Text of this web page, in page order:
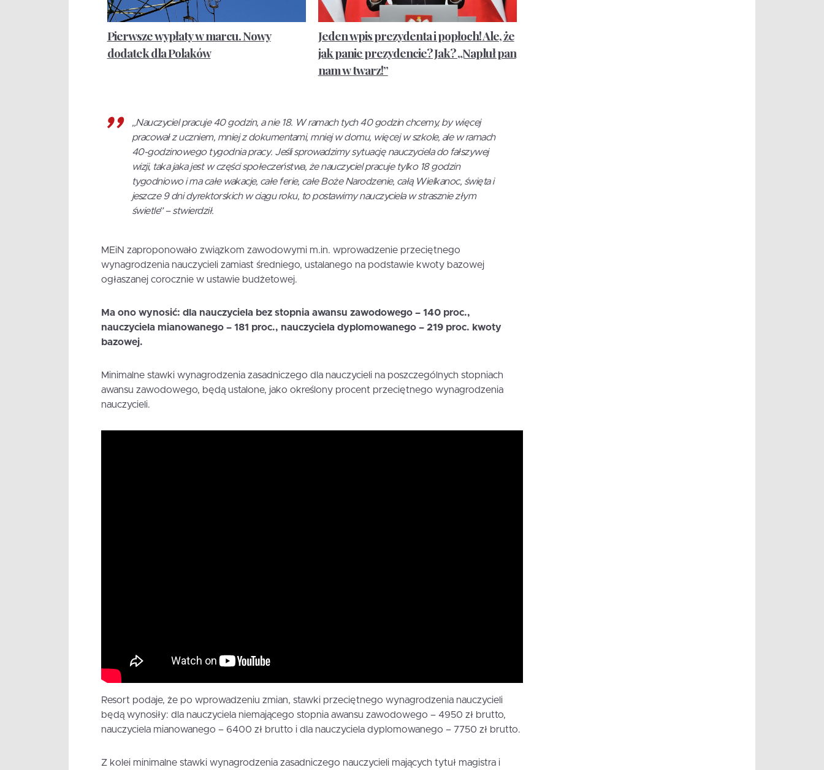
Pierwsze wypłaty w marcu. Nowy
dodatek dla Polaków
Jeden wpis prezydenta i popłoch! Ale, że
jak panie prezydencie? Jak? „Napluł pan
nam w twarz!”
„Nauczyciel pracuje 40 godzin, a nie 18. W ramach tych 40 godzin chcemy, by więcej
pracował z uczniem, mniej z dokumentami, mniej w domu, więcej w szkole, ale w ramach
40-godzinowego tygodnia pracy. Jeśli sprowadzimy sytuację nauczyciela do fałszywej
wizji, taka jaka jest w części społeczeństwa, że nauczyciel pracuje tylko 18 godzin
tygodniowo i ma całe wakacje, całe ferie, całe Boże Narodzenie, całą Wielkanoc, święta i
jeszcze 9 dni dyrektorskich w ciągu roku, to postawimy nauczyciela w strasznie złym
świetle” – stwierdził.
MEiN zaproponowało związkom zawodowymi m.in. wprowadzenie przeciętnego
wynagrodzenia nauczycieli zamiast średniego, ustalanego na podstawie kwoty bazowej
ogłaszanej corocznie w ustawie budżetowej.
Ma ono wynosić: dla nauczyciela bez stopnia awansu zawodowego – 140 proc.,
nauczyciela mianowanego – 181 proc., nauczyciela dyplomowanego – 219 proc. kwoty
bazowej.
Minimalne stawki wynagrodzenia zasadniczego dla nauczycieli na poszczególnych stopniach
awansu zawodowego, będą ustalone, jako określony procent przeciętnego wynagrodzenia
nauczycieli.
Resort podaje, że po wprowadzeniu zmian, stawki przeciętnego wynagrodzenia nauczycieli
będą wynosiły: dla nauczyciela niemającego stopnia awansu zawodowego – 4950 zł brutto,
nauczyciela mianowanego – 6400 zł brutto i dla nauczyciela dyplomowanego – 7750 zł brutto.
Z kolei minimalne stawki wynagrodzenia zasadniczego nauczycieli mających tytuł magistra i